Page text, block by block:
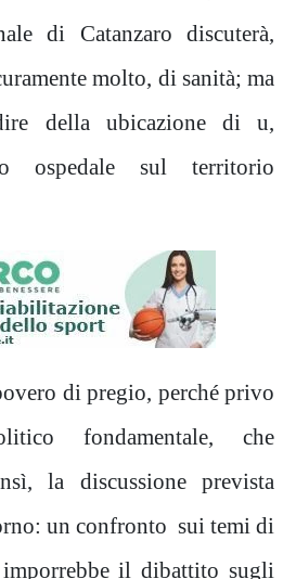
di Catanzaro discuterà,
molto, di sanità; ma
della ubicazione di u,
ospedale sul territorio
di pregio, perché privo
fondamentale, che
la discussione prevista
un confronto sui temi di
il dibattito sugli